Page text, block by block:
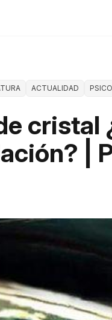
ACTUALIDAD
cristal
|